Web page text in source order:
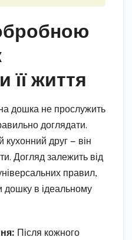
її життя
дошка не прослужить
доглядати.
кухонний друг — він
Догляд залежить від
правил,
дошку в ідеальному
Після кожного